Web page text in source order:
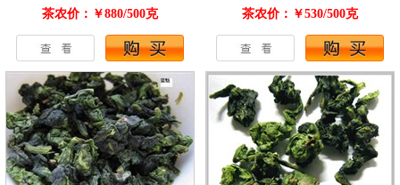
茶农价：￥880/500克 茶农价：￥530/500克